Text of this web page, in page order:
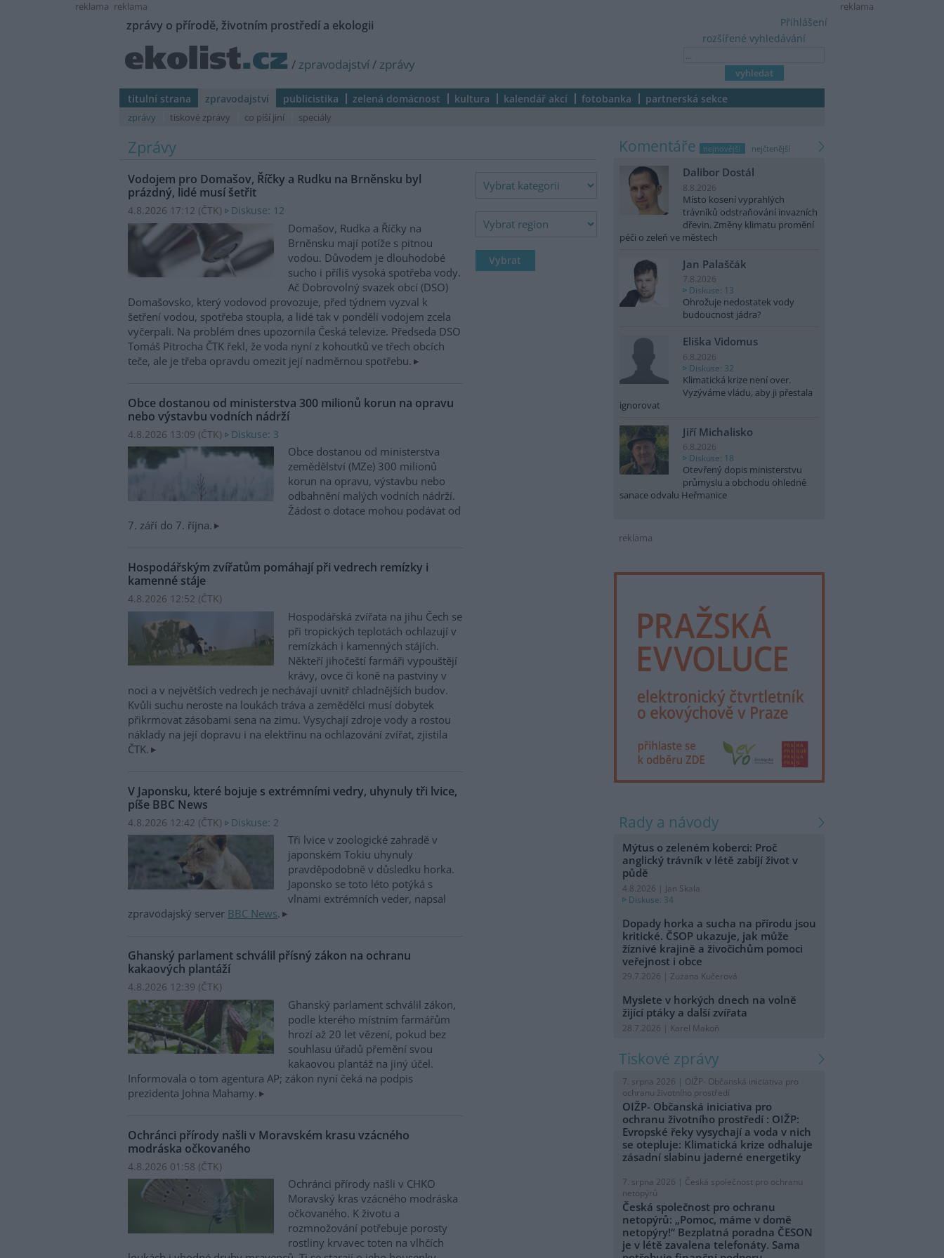
reklama
reklama reklama
zprávy o přírodě, životním prostředí a ekologii
/ zpravodajství/ zprávy
rozšířené vyhledávání
Přihlášení
titulní strana zpravodajství publicistika zelená domácnost kultura kalendář akcí fotobanka partnerská sekce
zprávy tiskové zprávy co píší jiní speciály
Zprávy
Vodojem pro Domašov, Říčky a Rudku na Brněnsku byl
prázdný, lidé musí šetřit
4.8.2026 17:12 (ČTK) Diskuse: 12
Domašov, Rudka a Říčky na
Brněnsku mají potíže s pitnou
vodou. Důvodem je dlouhodobé
sucho i příliš vysoká spotřeba vody.
Ač Dobrovolný svazek obcí (DSO)
Domašovsko, který vodovod provozuje, před týdnem vyzval k
šetření vodou, spotřeba stoupla, a lidé tak v pondělí vodojem zcela
vyčerpali. Na problém dnes upozornila Česká televize. Předseda DSO
Tomáš Pitrocha ČTK řekl, že voda nyní z kohoutků ve třech obcích
teče, ale je třeba opravdu omezit její nadměrnou spotřebu.
Obce dostanou od ministerstva 300 milionů korun na opravu
nebo výstavbu vodních nádrží
4.8.2026 13:09 (ČTK) Diskuse: 3
Obce dostanou od ministerstva
zemědělství (MZe) 300 milionů
korun na opravu, výstavbu nebo
odbahnění malých vodních nádrží.
Žádost o dotace mohou podávat od
7. září do 7. října.
Hospodářským zvířatům pomáhají při vedrech remízky i
kamenné stáje
4.8.2026 12:52 (ČTK)
Hospodářská zvířata na jihu Čech se
při tropických teplotách ochlazují v
remízkách i kamenných stájích.
Někteří jihočeští farmáři vypouštějí
krávy, ovce či koně na pastviny v
noci a v největších vedrech je nechávají uvnitř chladnějších budov.
Kvůli suchu neroste na loukách tráva a zemědělci musí dobytek
přikrmovat zásobami sena na zimu. Vysychají zdroje vody a rostou
náklady na její dopravu i na elektřinu na ochlazování zvířat, zjistila
ČTK.
V Japonsku, které bojuje s extrémními vedry, uhynuly tři lvice,
píše BBC News
4.8.2026 12:42 (ČTK) Diskuse: 2
Tři lvice v zoologické zahradě v
japonském Tokiu uhynuly
pravděpodobně v důsledku horka.
Japonsko se toto léto potýká s
vlnami extrémních veder, napsal
zpravodajský server BBC News.
Ghanský parlament schválil přísný zákon na ochranu
kakaových plantáží
4.8.2026 12:39 (ČTK)
Ghanský parlament schválil zákon,
podle kterého místním farmářům
hrozí až 20 let vězení, pokud bez
souhlasu úřadů přemění svou
kakaovou plantáž na jiný účel.
Informovala o tom agentura AP; zákon nyní čeká na podpis
prezidenta Johna Mahamy.
Ochránci přírody našli v Moravském krasu vzácného
modráska očkovaného
4.8.2026 01:58 (ČTK)
Ochránci přírody našli v CHKO
Moravský kras vzácného modráska
očkovaného. K životu a
rozmnožování potřebuje porosty
rostliny krvavec toten na vlhčích
komentáře nejnovější nejčtenější
Dalibor Dostál
8.8.2026
Místo kosení vyprahlých
trávníků odstraňování invazních
dřevin. Změny klimatu promění
péči o zeleň ve městech
Jan Palaščák
7.8.2026
Diskuse: 13
Ohrožuje nedostatek vody
budoucnost jádra?
Eliška Vidomus
6.8.2026
Diskuse: 32
Klimatická krize není over.
Vyzýváme vládu, aby ji přestala
ignorovat
Jiří Michalisko
6.8.2026
Diskuse: 18
Otevřený dopis ministerstvu
průmyslu a obchodu ohledně
sanace odvalu Heřmanice
reklama
rady a návody
Mýtus o zeleném koberci: Proč
anglický trávník v létě zabíjí život v
půdě
4.8.2026 | Jan Skala
Diskuse: 34
Dopady horka a sucha na přírodu jsou
kritické. ČSOP ukazuje, jak může
žíznivé krajině a živočichům pomoci
veřejnost i obce
29.7.2026 | Zuzana Kučerová
Myslete v horkých dnech na volně
žijící ptáky a další zvířata
28.7.2026 | Karel Makoň
tiskové zprávy
7. srpna 2026 | OIŽP- Občanská iniciativa pro
ochranu životního prostředí
OIŽP- Občanská iniciativa pro
ochranu životního prostředí : OIŽP:
Evropské řeky vysychají a voda v nich
se otepluje: Klimatická krize odhaluje
zásadní slabinu jaderné energetiky
7. srpna 2026 | Česká společnost pro ochranu
netopýrů
Česká společnost pro ochranu
netopýrů: „Pomoc, máme v domě
netopýry!“ Bezplatná poradna ČESON
je v létě zavalena telefonáty. Sama